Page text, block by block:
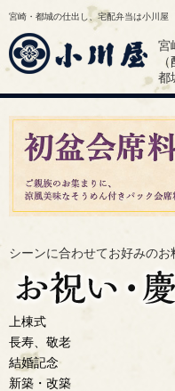
宮崎・都城の仕出し、宅配弁当は小川
宮
都
シーンに合わせてお好みのお
上棟式
長寿、敬老
結婚記念
新築・改築